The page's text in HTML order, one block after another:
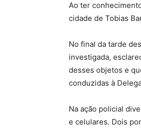
Ao ter
cidade de Tobias
No final da tarde
investigada,
desses objetos e
conduzidas à
Na ação policial
e celulares. Dois